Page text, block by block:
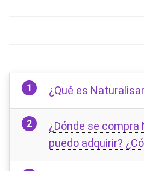
¿Qué es
¿Dónde se compra
puedo adquirir?